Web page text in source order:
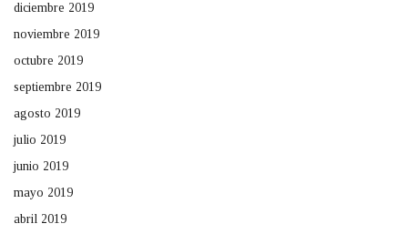
diciembre 2019
noviembre 2019
octubre 2019
septiembre 2019
agosto 2019
julio 2019
junio 2019
mayo 2019
abril 2019